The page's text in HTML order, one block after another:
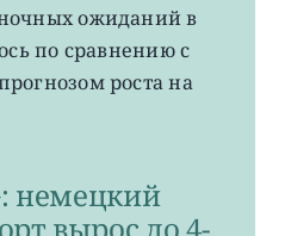
до
0,2%
ожиданий в
по сравнению с
роста на
немецкий